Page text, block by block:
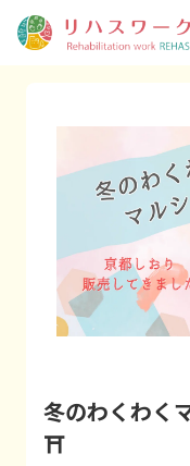
冬のわくわく
⛩